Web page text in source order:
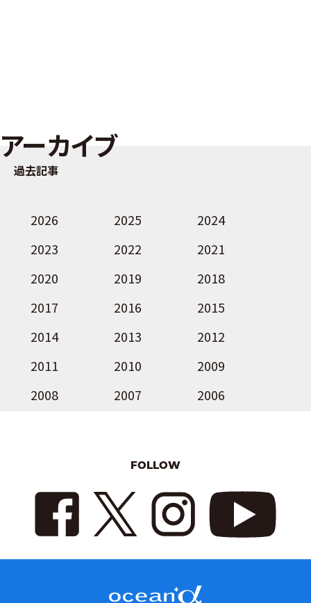
アーカイブ
過去記事
2026 2025
2024
2023
2022
2021
2020
2019
2018
2017
2016
2015
2014
2013
2012
2011
2010
2009
2008
2007 2006
FOLLOW